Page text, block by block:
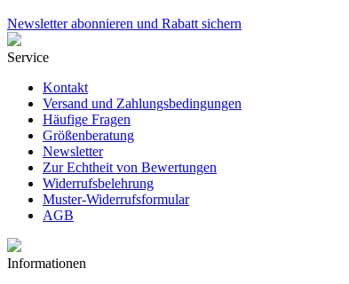
Newsletter abonnieren und Rabatt sichern
Service
Kontakt
Versand und Zahlungsbedingungen
Häufige Fragen
Größenberatung
Newsletter
Zur Echtheit von Bewertungen
Widerrufsbelehrung
Muster-Widerrufsformular
AGB
Informationen